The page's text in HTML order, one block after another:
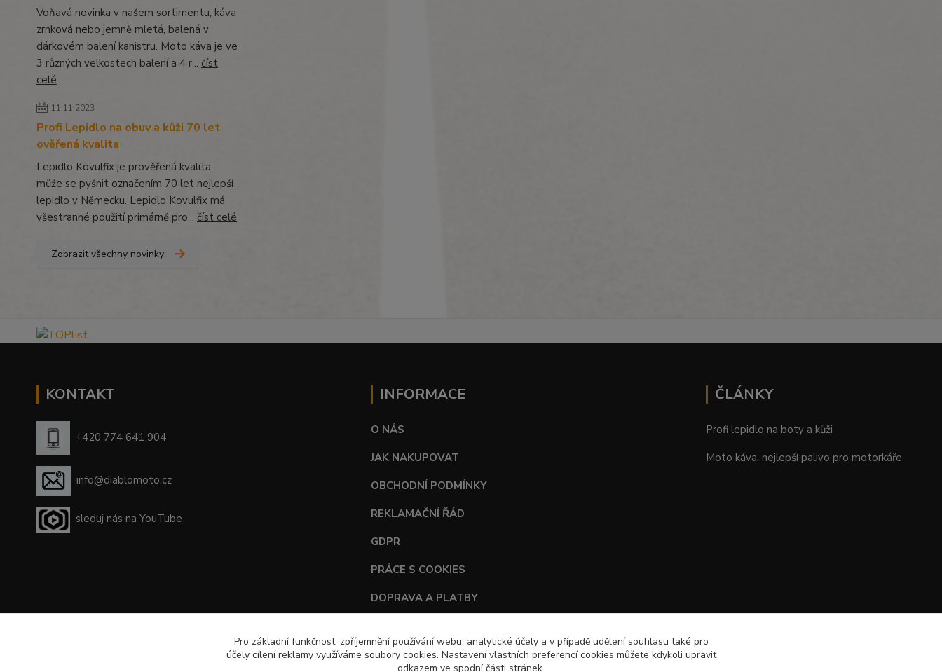
Voňavá novinka v našem sortimentu, káva
zrnková nebo jemně mletá, balená v
dárkovém balení kanistru. Moto káva je ve
3 různých velkostech balení a 4 r... číst
celé
11.11.2023
Profi Lepidlo na obuv a kůži 70 let
ověřená kvalita
Lepidlo Kövulfix je prověřená kvalita,
může se pyšnit označením 70 let nejlepší
lepidlo v Německu. Lepidlo Kovulfix má
všestranné použití primárně pro... číst celé
Zobrazit všechny novinky
KONTAKT
+420 774 641 904
info@diablomoto.cz
sleduj nás na YouTube
INFORMACE
O NÁS
JAK NAKUPOVAT
OBCHODNÍ PODMÍNKY
REKLAMAČNÍ ŘÁD
GDPR
PRÁCE S COOKIES
DOPRAVA A PLATBY
ČLÁNKY
Profi lepidlo na boty a kůži
Moto káva, nejlepší palivo pro motorkáře
Pro základní funkčnost, zpříjemnění používání webu, analytické účely a v případě udělení souhlasu také pro
účely cílení reklamy využíváme soubory cookies. Nastavení vlastních preferencí cookies můžete kdykoli upravit
odkazem ve spodní části stránek.